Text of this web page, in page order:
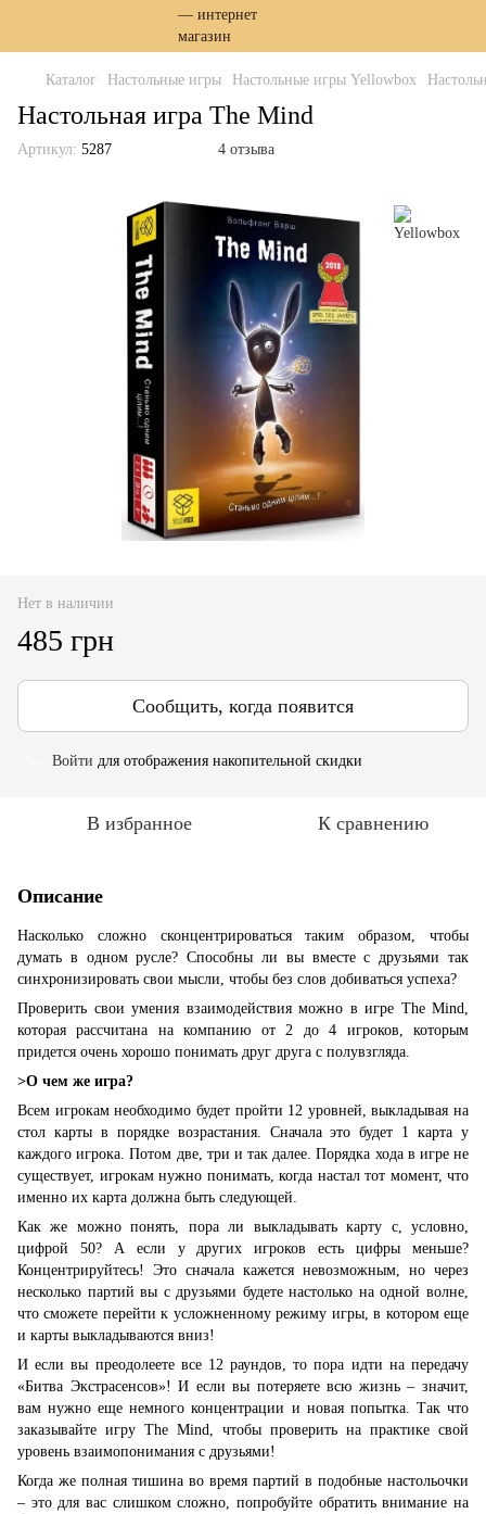
Каталог Настольные игры Настольные игры Yellowbox
Настольная игра The Mind
Артикул: 5287 4 отзыва
Нет в наличии
485 грн
Сообщить, когда появится
Войти для отображения накопительной скидки
В избранное К сравнению
Описание
Насколько сложно сконцентрироваться таким образом, чтобы
думать в одном русле? Способны ли вы вместе с друзьями так
синхронизировать свои мысли, чтобы без слов добиваться успеха?
Проверить свои умения взаимодействия можно в игре The Mind,
которая рассчитана на компанию от 2 до 4 игроков, которым
придется очень хорошо понимать друг друга с полувзгляда.
>О чем же игра?
Всем игрокам необходимо будет пройти 12 уровней, выкладывая на
стол карты в порядке возрастания. Сначала это будет 1 карта у
каждого игрока. Потом две, три и так далее. Порядка хода в игре не
существует, игрокам нужно понимать, когда настал тот момент, что
именно их карта должна быть следующей.
Как же можно понять, пора ли выкладывать карту с, условно,
цифрой 50? А если у других игроков есть цифры меньше?
Концентрируйтесь! Это сначала кажется невозможным, но через
несколько партий вы с друзьями будете настолько на одной волне,
что сможете перейти к усложненному режиму игры, в котором еще
и карты выкладываются вниз!
И если вы преодолеете все 12 раундов, то пора идти на передачу
«Битва Экстрасенсов»! И если вы потеряете всю жизнь – значит,
вам нужно еще немного концентрации и новая попытка. Так что
заказывайте игру The Mind, чтобы проверить на практике свой
уровень взаимопонимания с друзьями!
Когда же полная тишина во время партий в подобные настольочки
– это для вас слишком сложно, попробуйте обратить внимание на